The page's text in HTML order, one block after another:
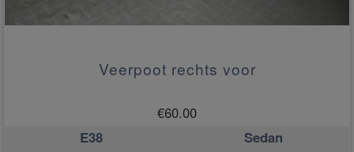
Veerpoot rechts voor
€60.00
E38
Sedan